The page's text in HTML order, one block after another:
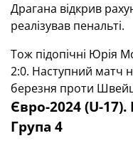
Драгана відкрив
реалізував пенальті.
Тож підопічні Юрія
2:0. Наступний матч
березня проти
Євро-2024 (U-17).
Група 4